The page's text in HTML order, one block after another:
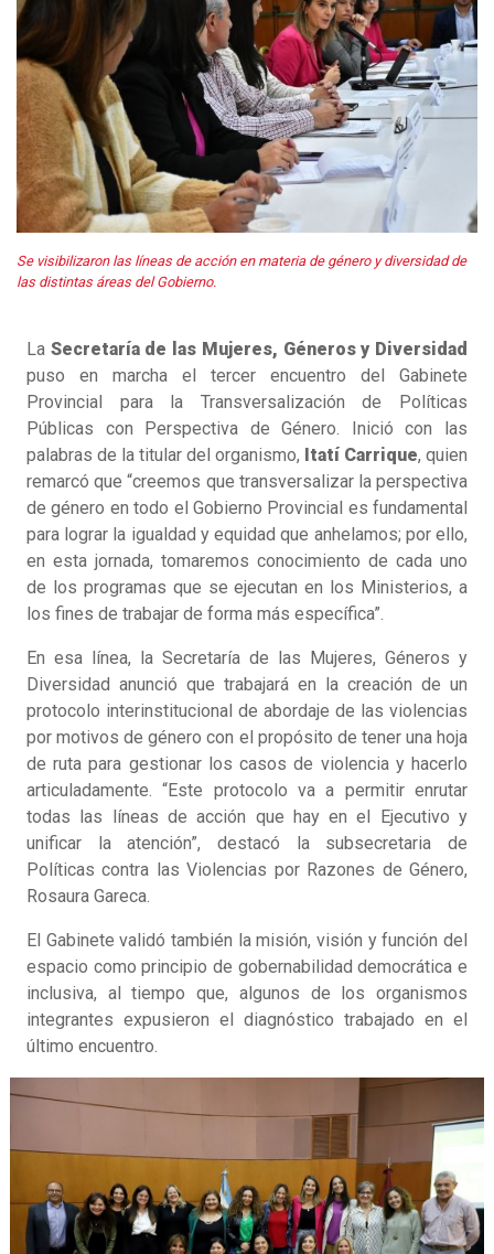
Se visibilizaron las líneas de acción en materia de género y diversidad de
las distintas áreas del Gobierno.
La Secretaría de las Mujeres, Géneros y Diversidad
puso en marcha el tercer encuentro del Gabinete
Provincial para la Transversalización de Políticas
Públicas con Perspectiva de Género. Inició con las
palabras de la titular del organismo, Itatí Carrique, quien
remarcó que “creemos que transversalizar la perspectiva
de género en todo el Gobierno Provincial es fundamental
para lograr la igualdad y equidad que anhelamos; por ello,
en esta jornada, tomaremos conocimiento de cada uno
de los programas que se ejecutan en los Ministerios, a
los fines de trabajar de forma más específica”.
En esa línea, la Secretaría de las Mujeres, Géneros y
Diversidad anunció que trabajará en la creación de un
protocolo interinstitucional de abordaje de las violencias
por motivos de género con el propósito de tener una hoja
de ruta para gestionar los casos de violencia y hacerlo
articuladamente. “Este protocolo va a permitir enrutar
todas las líneas de acción que hay en el Ejecutivo y
unificar la atención”, destacó la subsecretaria de
Políticas contra las Violencias por Razones de Género,
Rosaura Gareca.
El Gabinete validó también la misión, visión y función del
espacio como principio de gobernabilidad democrática e
inclusiva, al tiempo que, algunos de los organismos
integrantes expusieron el diagnóstico trabajado en el
último encuentro.